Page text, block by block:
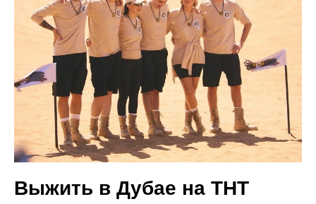
Выжить в Дубае на ТНТ